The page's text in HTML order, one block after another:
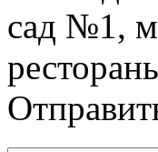
сад №1,